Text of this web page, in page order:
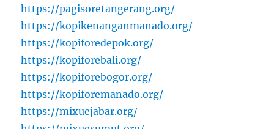
https://pagisoretangerang.org/
https://kopikenanganmanado.org/
https://kopiforedepok.org/
https://kopiforebali.org/
https://kopiforebogor.org/
https://kopiforemanado.org/
https://mixuejabar.org/